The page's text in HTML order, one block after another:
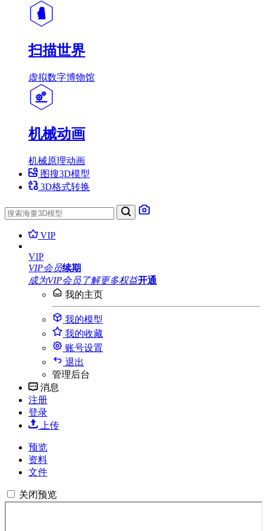
扫描世界
虚拟数字博物馆
机械动画
机械原理动画
图搜3D模型
3D格式转换
VIP
VIP
VIP会员续期
成为VIP会员 了解更多权益开通
我的主页
我的模型
我的收藏
账号设置
退出
管理后台
消息
注册
登录
上传
预览
资料
文件
关闭预览